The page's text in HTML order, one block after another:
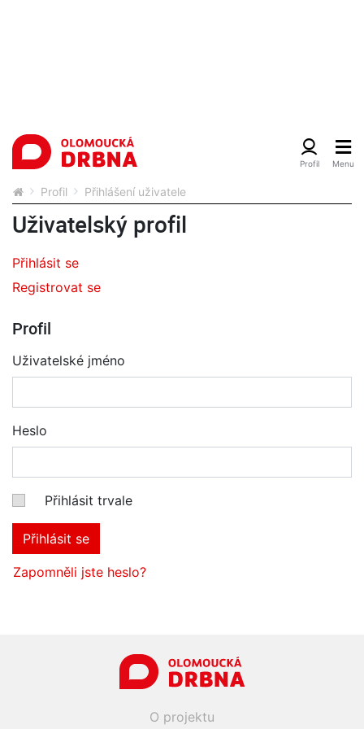
Profil Přihlášení uživatele
Uživatelský profil
Přihlásit se
Registrovat se
Profil
Uživatelské jméno
Heslo
Přihlásit trvale
Přihlásit se
Zapomněli jste heslo?
O projektu